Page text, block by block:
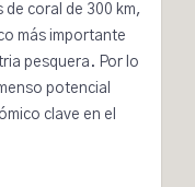
coral de 300 km,
más importante
pesquera. Por lo
potencial
clave en el